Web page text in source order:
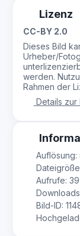
Lizenz
CC-BY 2.0
Dieses Bild
Urheber/
werden.
Rahmen der
Details
Aufrufe: 39
Downloads:
Bild-ID: